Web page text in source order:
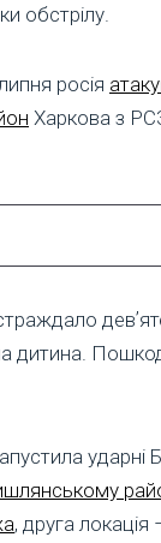
обстрілу.
росія
Харкова з
дитина.
, друга локація